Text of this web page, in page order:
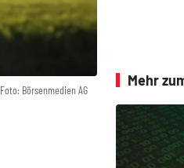
Foto: Börsenmedien AG
Mehr